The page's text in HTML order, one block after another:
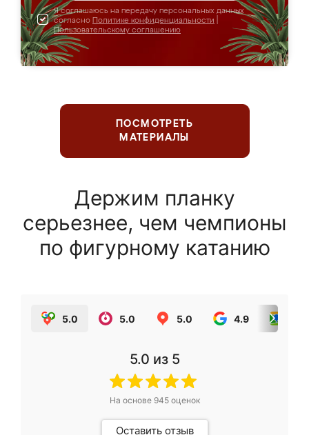
Я соглашаюсь на передачу персональных данных
согласно Политике конфиденциальности
Пользовательскому соглашению
ПОСМОТРЕТЬ
МАТЕРИАЛЫ
Держим планку
серьезнее, чем чемпионы
по фигурному катанию
5.0 5.0 5.0 4.9
5.0 из 5
На основе 945оценок
Оставить отзыв